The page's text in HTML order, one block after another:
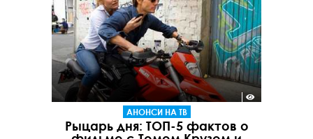
АНОНСИ НА ТВ
Рыцарь дня: ТОП-5 фактов о